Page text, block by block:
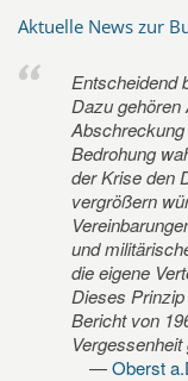
Aktuelle News zur
Entscheidend
Dazu
Bedrohung
der Krise den
vergrößern
und
die eigene
Dieses
Bericht von
Oberst